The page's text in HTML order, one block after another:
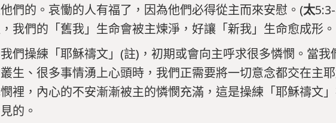
們的。哀慟的人有福了，因為他們必得從主而來安慰。(太
我們的「舊我」生命會被主煉淨，好讓「新我」生命愈成形。
們操練「耶穌禱文」(註)，初期或會向主呼求很多憐憫。當我
生、很多事情湧上心頭時，我們正需要將一切意念都交在主
裡，內心的不安漸漸被主的憐憫充滿，這是操練「耶穌禱文
的。